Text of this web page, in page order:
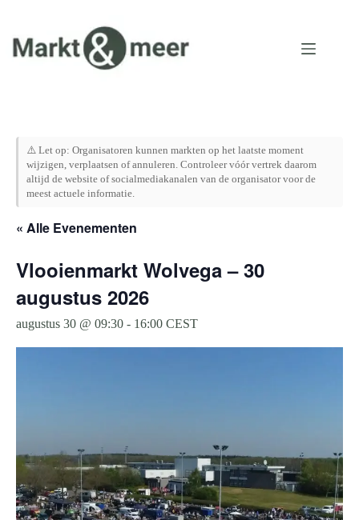
inhoud
⚠️ Let op: Organisatoren kunnen markten op het laatste moment
wijzigen, verplaatsen of annuleren. Controleer vóór vertrek daarom
altijd de website of socialmediakanalen van de organisator voor de
meest actuele informatie.
« Alle Evenementen
Vlooienmarkt Wolvega – 30
augustus 2026
augustus 30 @ 09:30 - 16:00 CEST